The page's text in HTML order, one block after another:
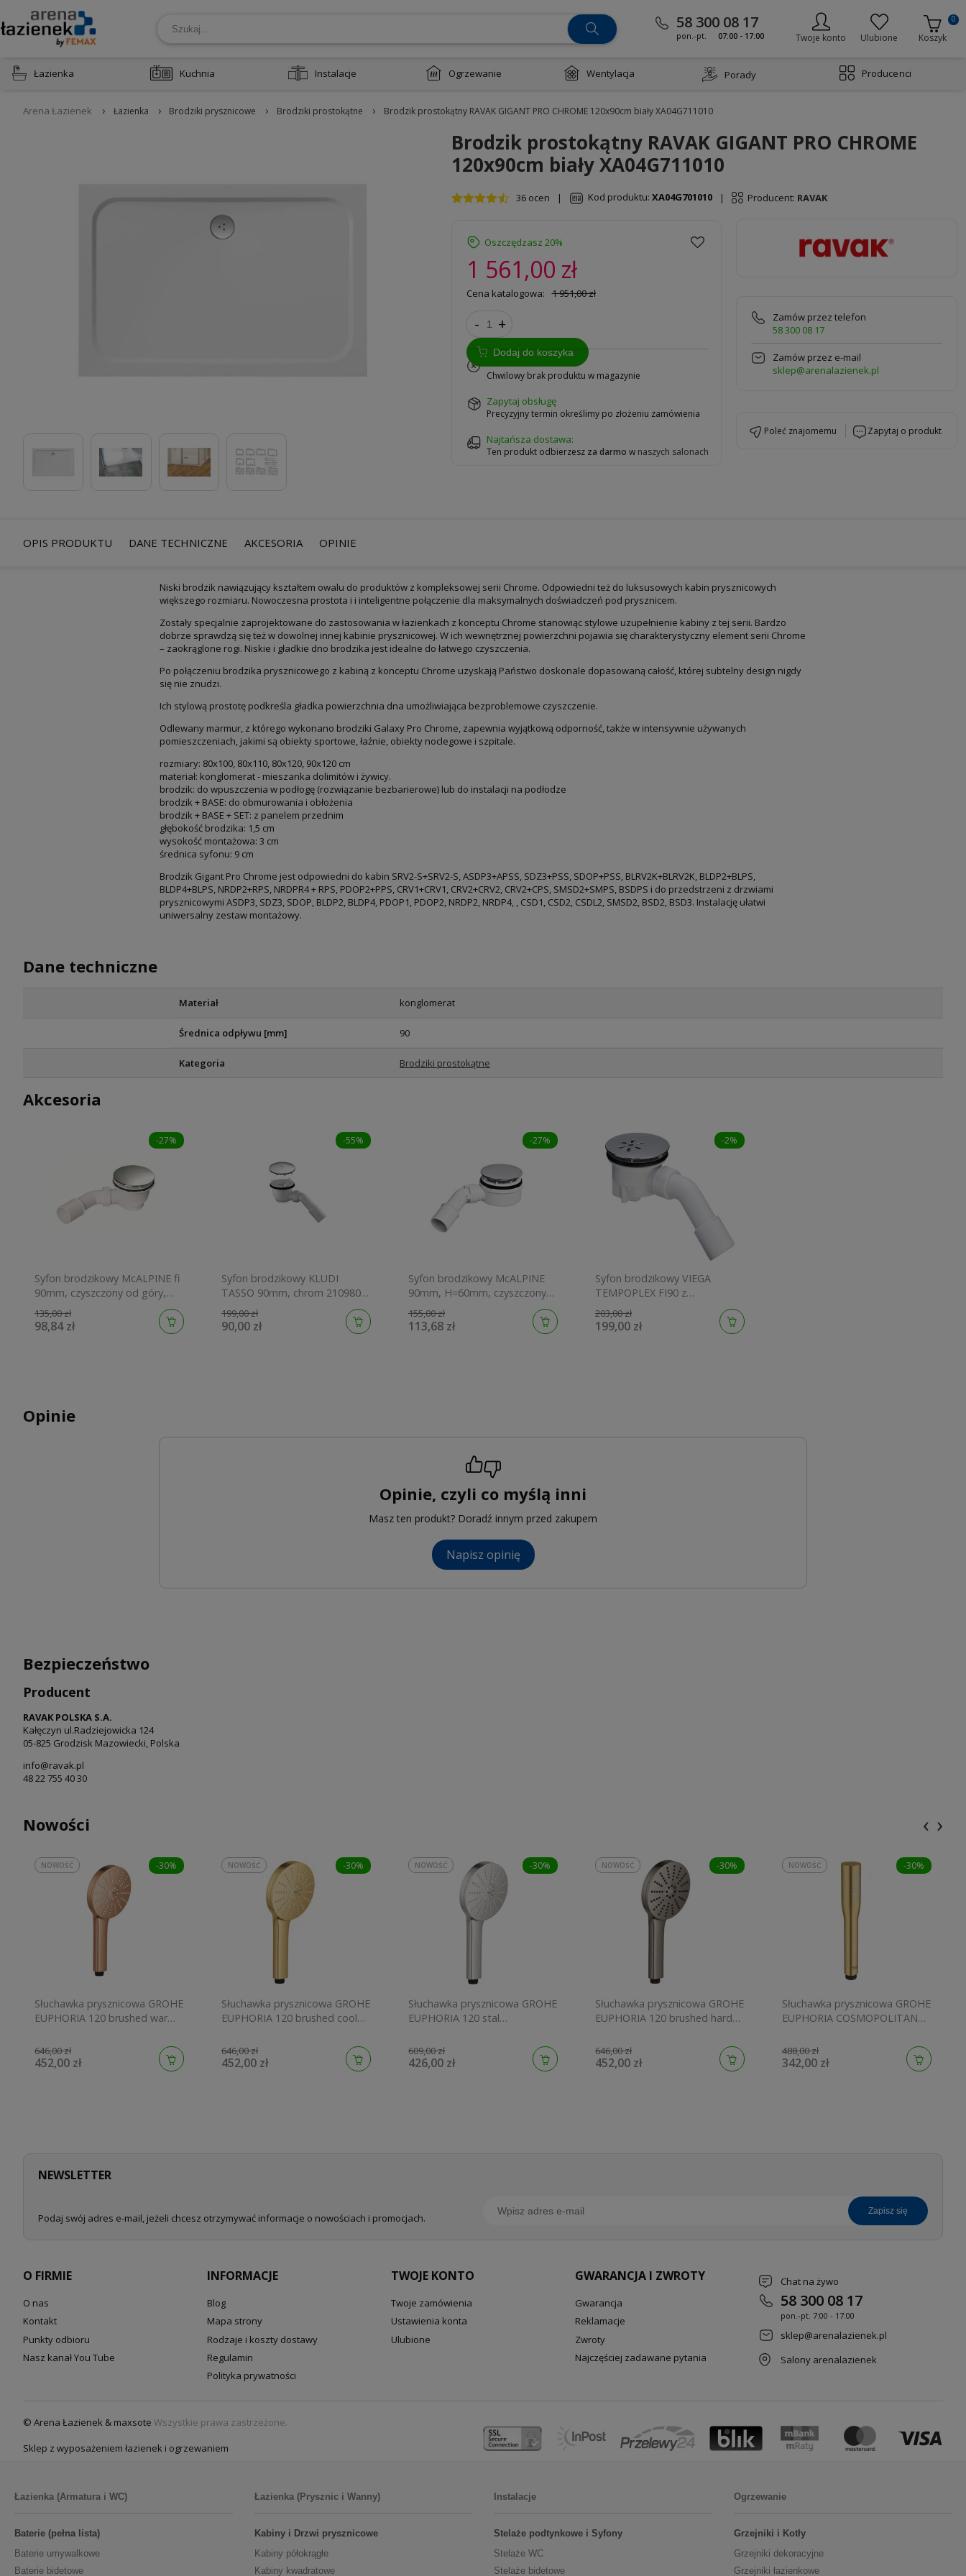
58 300 08 17
pon.-pt. 07:00 - 17:00 Twoje konto Ulubione Koszyk
0
Łazienka Kuchnia Instalacje Ogrzewanie Wentylacja Porady Producenci
Arena Łazienek › Łazienka › Brodziki prysznicowe › Brodziki prostokątne › Brodzik prostokątny RAVAK GIGANT PRO CHROME 120x90cm biały XA04G711010
Brodzik prostokątny RAVAK GIGANT PRO CHROME
120x90cm biały XA04G711010
36 ocen | Kod produktu: XA04G701010 | Producent: RAVAK
Oszczędzasz 20%
1 561,00 zł
Cena katalogowa: 1 951,00 zł
- +
Dodaj do koszyka
Chwilowy brak produktu w magazynie
zapytaj obsługę
Precyzyjny termin określimy po złożeniu zamówienia
Najtańsza dostawa:
Ten produkt odbierzesz za darmo w naszych salonach
Zamów przez telefon
58 300 08 17
Zamów przez e-mail
sklep@arenalazienek.pl
poleć znajomemu zapytaj o produkt
OPIS PRODUKTU DANE TECHNICZNE AKCESORIA OPINIE
Niski brodzik nawiązujący kształtem owalu do produktów z kompleksowej serii Chrome. Odpowiedni też do luksusowych kabin prysznicowych
większego rozmiaru. Nowoczesna prostota i i inteligentne połączenie dla maksymalnych doświadczeń pod prysznicem.
Zostały specjalnie zaprojektowane do zastosowania w łazienkach z konceptu Chrome stanowiąc stylowe uzupełnienie kabiny z tej serii. Bardzo
dobrze sprawdzą się też w dowolnej innej kabinie prysznicowej. W ich wewnętrznej powierzchni pojawia się charakterystyczny element serii Chrome
– zaokrąglone rogi. Niskie i gładkie dno brodzika jest idealne do łatwego czyszczenia.
Po połączeniu brodzika prysznicowego z kabiną z konceptu Chrome uzyskają Państwo doskonale dopasowaną całość, której subtelny design nigdy
się nie znudzi.
Ich stylową prostotę podkreśla gładka powierzchnia dna umożliwiająca bezproblemowe czyszczenie.
Odlewany marmur, z którego wykonano brodziki Galaxy Pro Chrome, zapewnia wyjątkową odporność, także w intensywnie używanych
pomieszczeniach, jakimi są obiekty sportowe, łaźnie, obiekty noclegowe i szpitale.
rozmiary: 80x100, 80x110, 80x120, 90x120 cm
materiał: konglomerat - mieszanka dolimitów i żywicy.
brodzik: do wpuszczenia w podłogę (rozwiązanie bezbarierowe) lub do instalacji na podłodze
brodzik + BASE: do obmurowania i obłożenia
brodzik + BASE + SET: z panelem przednim
głębokość brodzika: 1,5 cm
wysokość montażowa: 3 cm
średnica syfonu: 9 cm
Brodzik Gigant Pro Chrome jest odpowiedni do kabin SRV2-S+SRV2-S, ASDP3+APSS, SDZ3+PSS, SDOP+PSS, BLRV2K+BLRV2K, BLDP2+BLPS,
BLDP4+BLPS, NRDP2+RPS, NRDPR4 + RPS, PDOP2+PPS, CRV1+CRV1, CRV2+CRV2, CRV2+CPS, SMSD2+SMPS, BSDPS i do przedstrzeni z drzwiami
prysznicowymi ASDP3, SDZ3, SDOP, BLDP2, BLDP4, PDOP1, PDOP2, NRDP2, NRDP4, , CSD1, CSD2, CSDL2, SMSD2, BSD2, BSD3. Instalację ułatwi
uniwersalny zestaw montażowy.
Dane techniczne
Materiał konglomerat
Średnica odpływu [mm] 90
Kategoria Brodziki prostokątne
Akcesoria
-27%
Syfon brodzikowy McALPINE fi
90mm, czyszczony od góry,
chrom HC27-CPN-PB
135,00 zł
98,84 zł
-55%
Syfon brodzikowy KLUDI
TASSO 90mm, chrom 2109805-
00
199,00 zł
90,00 zł
-27%
Syfon brodzikowy McALPINE
90mm, H=60mm, czyszczony
od góry, chrom HC2730LCPN-
PB
155,00 zł
113,68 zł
-2%
Syfon brodzikowy VIEGA
TEMPOPLEX FI90 z
Wyposażeniem 364786
203,00 zł
199,00 zł
Opinie
Opinie, czyli co myślą inni
Masz ten produkt? Doradź innym przed zakupem
Napisz opinię
Bezpieczeństwo
Producent
RAVAK POLSKA S.A.
Kałęczyn ul.Radziejowicka 124
05-825 Grodzisk Mazowiecki, Polska
info@ravak.pl
48 22 755 40 30
Nowości
-30%
Słuchawka prysznicowa GROHE
EUPHORIA 120 brushed warm
646,00 zł
452,00 zł
NOWOŚĆ -30%
Słuchawka prysznicowa GROHE
EUPHORIA 120 brushed cool
646,00 zł
452,00 zł
NOWOŚĆ -30%
Słuchawka prysznicowa GROHE
EUPHORIA 120 stal
609,00 zł
426,00 zł
NOWOŚĆ -30%
Słuchawka prysznicowa GROHE
EUPHORIA 120 brushed hard
646,00 zł
452,00 zł
NOWOŚĆ -30%
Słuchawka prysznicowa GROHE
EUPHORIA COSMOPOLITAN
27400GN0
488,00 zł
342,00 zł
NOWOŚĆ
‹ ›
NEWSLETTER
Podaj swój adres e-mail, jeżeli chcesz otrzymywać informacje o nowościach i promocjach.
zapisz się
O FIRMIE
O nas
Kontakt
Punkty odbioru
Nasz kanał You Tube
INFORMACJE
Blog
Mapa strony
Rodzaje i koszty dostawy
Regulamin
Polityka prywatności
TWOJE KONTO
Twoje zamówienia
Ustawienia konta
Ulubione
GWARANCJA I ZWROTY
Gwarancja
Reklamacje
Zwroty
Najczęściej zadawane pytania
Chat na żywo
58 300 08 17
pon.-pt. 7:00 - 17:00
sklep@arenalazienek.pl
Salony arenalazienek
© Arena Łazienek & maxsote Wszystkie prawa zastrzeżone.
Sklep z wyposażeniem łazienek i ogrzewaniem
Łazienka (Armatura i WC)
Baterie (pełna lista)
Baterie umywalkowe
Baterie bidetowe
Łazienka (Prysznic i Wanny)
Kabiny i Drzwi prysznicowe
Kabiny półokrągłe
Kabiny kwadratowe
Instalacje
Stelaże podtynkowe i Syfony
Stelaże WC
Stelaże bidetowe
Ogrzewanie
Grzejniki i Kotły
Grzejniki dekoracyjne
Grzejniki łazienkowe